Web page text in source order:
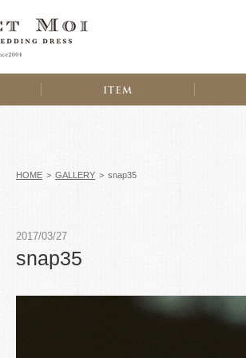
HOME > GALLERY > snap35
2017/03/27
snap35